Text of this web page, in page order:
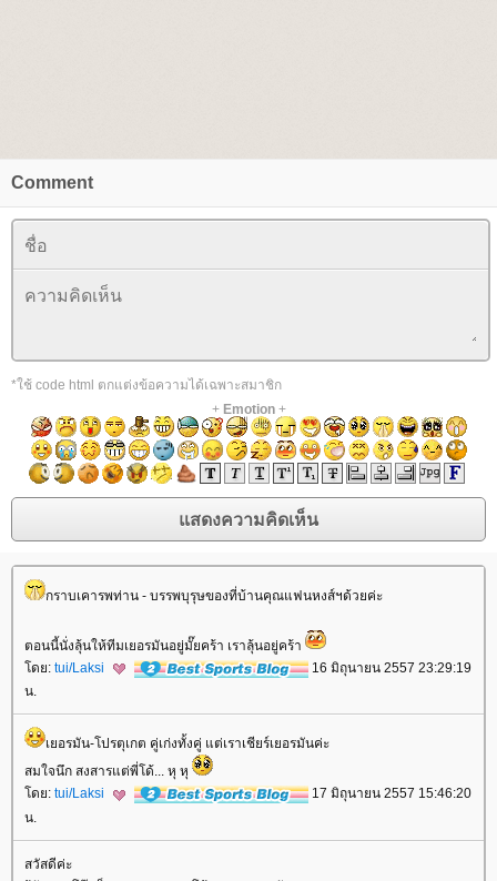
Comment
*ใช้ code html ตกแต่งข้อความได้เฉพาะสมาชิก
+ Emotion+
กราบเคารพท่าน - บรรพบุรุษของที่บ้านคุณแฟนหงส์ฯด้วยค่ะ
ตอนนี้นั่งลุ้นให้ทีมเยอรมันอยู่มั๊ยคร้า เราลุ้นอยู่คร้า
ดย: tui/Laksi
16 มิถุนายน 2557 23:29:19
น.
เยอรมัน-โปรตุเกต คู่เก่งทั้งคู่ แต่เราเชียร์เยอรมันค่ะ
สมใจนึก สงสารแต่พี่โด้... หุ หุ
ดย: tui/Laksi
17 มิถุนายน 2557 15:46:20
น.
สวัสดีค่ะ